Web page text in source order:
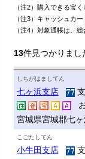
（注2）購入できる宝
（注3）キャッシュカ
（注4）対象通帳は、
13件見つかりまし
しちがはましてん
七ヶ浜支店
支
宮城県宮城郡七
こごたしてん
小牛田支店
支